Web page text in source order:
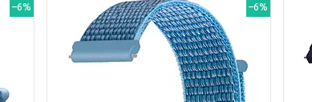
–6% –6%